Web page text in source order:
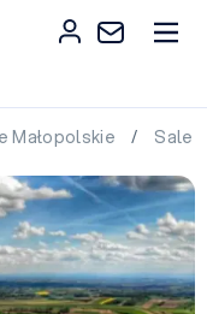
Małopolskie / Sale